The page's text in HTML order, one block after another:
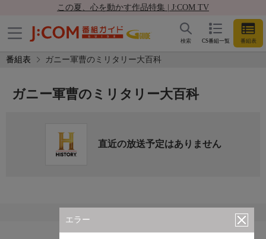
この夏、心を動かす作品特集 | J:COM TV
CS番組一覧 番組表
検索
番組表 ガニー軍曹のミリタリー大百科
エラー
ガニー軍曹のミリタリー大百科
直近の放送予定はありません